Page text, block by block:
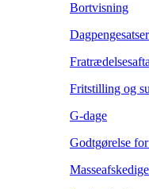
Bortvisning
Dagpengesatser
Fritstilling og
G-dage
Godtgørelse